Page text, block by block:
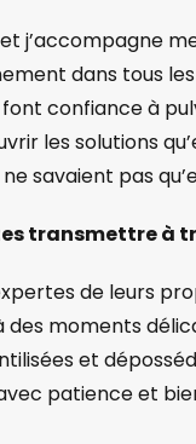
j’accompagne
dans tous
confiance à
les solutions
savaient pas
transmettre à
de leurs
des moments
et
patience et